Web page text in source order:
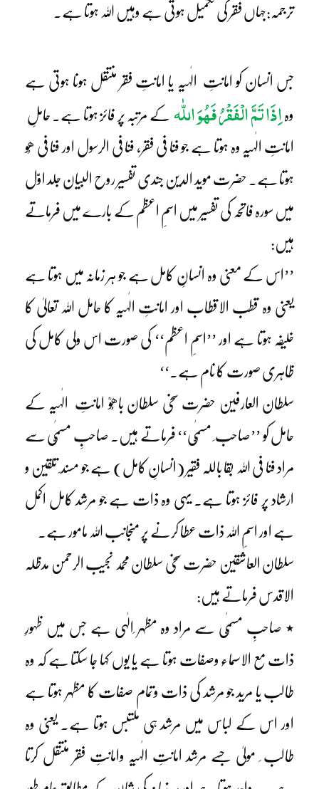
ترجمہ:جہاں فقر کی تکمیل ہوتی ہے وہیں اللہ ہوتا ہے۔
جس انسان کو امانتِ الٰہیہ یا امانتِ فقر منتقل ہونا ہوتی ہے
وہاِذَا تَمَّ الْفَقْرُ فَھُوَ اللّٰہ کے مرتبہ پر فائز ہوتا ہے۔ حاملِ
امانتِ الٰہیہ وہ ہوتا ہے جو فنا فی فقر، فنا فی الرسول اور فنا فی ھُو
ہوتا ہے۔ حضرت موید الدین جندی تفسیر روح البیان جلد اوّل
میں سورہ فاتحہ کی تفسیر میں اسمِ اعظم کے بارے میں فرماتے
ہیں:
’’اس کے معنی وہ انسانِ کامل ہے جو ہر زمانہ میں ہوتا ہے
یعنی وہ قطب الاقطاب اور امانتِ الٰہیہ کا حامل اللہ تعالیٰ کا
خلیفہ ہوتا ہے اور ’’اسمِ اعظم‘‘ کی صورت اس ولی کامل کی
ظاہری صورت کا نام ہے۔‘‘
سلطان العارفین حضرت سخی سلطان باھُوؒ امانتِ الٰہیہ کے
حامل کو ’’صاحب ِ مسمّٰی‘‘ فرماتے ہیں۔ صاحبِ مسمّٰی سے
مراد فنا فی اللہ بقا باللہ فقیر (انسانِ کامل) ہے جو مسند ِ تلقین و
ارشاد پر فائز ہوتا ہے۔ یہی وہ ذات ہے جو مرشد کامل اکمل
ہے اور اسمِ اللہ ذات عطا کرنے پر منجانب اللہ مامور ہے۔
سلطان العاشقین حضرت سخی سلطان محمد نجیب الرحمن مدظلہ
الاقدس فرماتے ہیں:
٭ صاحبِ مسمّٰی سے مراد وہ مظہر ِالٰہی ہے جس میں ظہورِ
ذات مع الاسماء وصفات ہوتا ہے یا یوں کہا جا سکتا ہے کہ وہ
طالب یا مرید جو مرشد کی ذات وتمام صفات کا مظہر ہوتا ہے
اور اس کے لباس میں مرشد ہی ملتبس ہوتا ہے۔ یعنی وہ
طالب ِ مولیٰ جسے مرشد امانتِ الٰہیہ وامانتِ فقر منتقل کرتا